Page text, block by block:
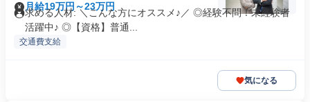
月給19万円～23万円
求める人材: ＼こんな方にオススメ♪／ ◎経験不問！未経験者
活躍中♪ ◎【資格】普通...
交通費支給
気になる